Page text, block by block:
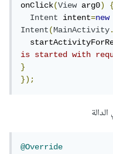
onClick(View arg0)
Intent
intent=new
Intent(MainActivity
is started with
}
});
@Override